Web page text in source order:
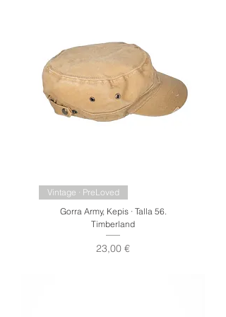
Vintage · PreLoved
Gorra Army, Kepis · Talla 56.
Timberland
Precio
23,00 €